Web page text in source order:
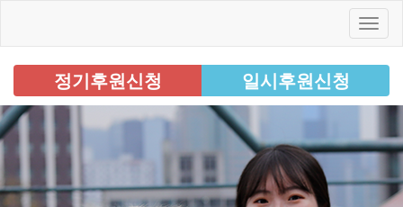
정기후원신청 일시후원신청